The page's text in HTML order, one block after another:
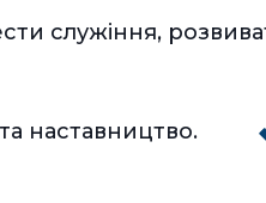
служіння,
наставництво.